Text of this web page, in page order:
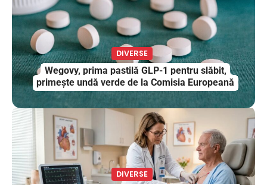
DIVERSE
Wegovy, prima pastilă GLP-1 pentru slăbit,
primește undă verde de la Comisia Europeană
DIVERSE